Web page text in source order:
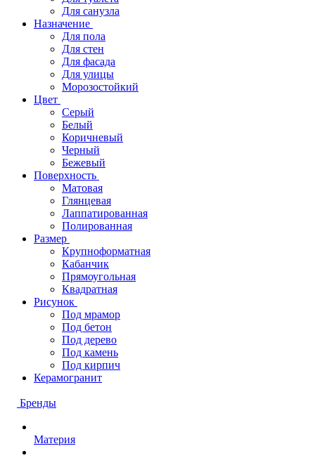
Для санузла
Назначение
Для пола
Для стен
Для фасада
Для улицы
Морозостойкий
Цвет
Серый
Белый
Коричневый
Черный
Бежевый
Поверхность
Матовая
Глянцевая
Лаппатированная
Полированная
Размер
Крупноформатная
Кабанчик
Прямоугольная
Квадратная
Рисунок
Под мрамор
Под бетон
Под дерево
Под камень
Под кирпич
Керамогранит
Бренды
Материя